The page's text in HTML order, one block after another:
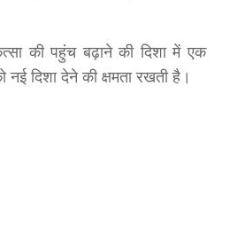
की पहुंच बढ़ाने की दिशा में एक
दिशा देने की क्षमता रखती है।